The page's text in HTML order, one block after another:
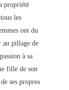
propriété
les
ont du
au pillage de
à sa
fille de son
ses propres